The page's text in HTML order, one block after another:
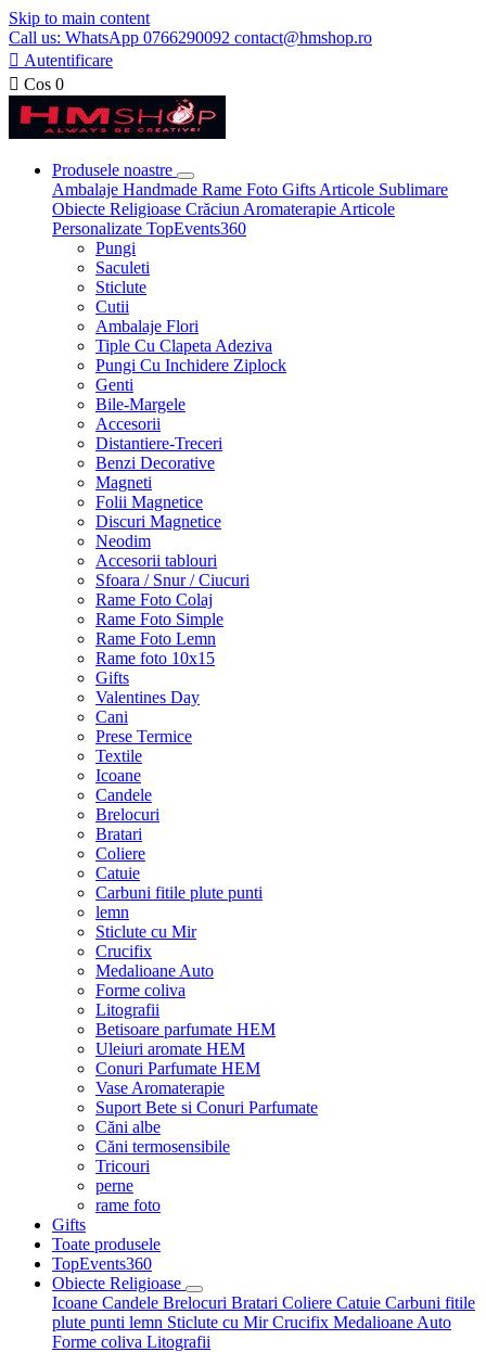
Skip to main content
Call us: WhatsApp 0766290092 contact@hmshop.ro
 Autentificare
 Cos 0
Produsele noastre
Ambalaje Handmade Rame Foto Gifts Articole Sublimare
Obiecte Religioase Crăciun Aromaterapie Articole
Personalizate TopEvents360
Pungi
Saculeti
Sticlute
Cutii
Ambalaje Flori
Tiple Cu Clapeta Adeziva
Pungi Cu Inchidere Ziplock
Genti
Bile-Margele
Accesorii
Distantiere-Treceri
Benzi Decorative
Magneti
Folii Magnetice
Discuri Magnetice
Neodim
Accesorii tablouri
Sfoara / Snur / Ciucuri
Rame Foto Colaj
Rame Foto Simple
Rame Foto Lemn
Rame foto 10x15
Gifts
Valentines Day
Cani
Prese Termice
Textile
Icoane
Candele
Brelocuri
Bratari
Coliere
Catuie
Carbuni fitile plute punti
lemn
Sticlute cu Mir
Crucifix
Medalioane Auto
Forme coliva
Litografii
Betisoare parfumate HEM
Uleiuri aromate HEM
Conuri Parfumate HEM
Vase Aromaterapie
Suport Bete si Conuri Parfumate
Căni albe
Căni termosensibile
Tricouri
perne
rame foto
Gifts
Toate produsele
TopEvents360
Obiecte Religioase
Icoane Candele Brelocuri Bratari Coliere Catuie Carbuni fitile
plute punti lemn Sticlute cu MirCrucifix Medalioane Auto
Forme coliva Litografii